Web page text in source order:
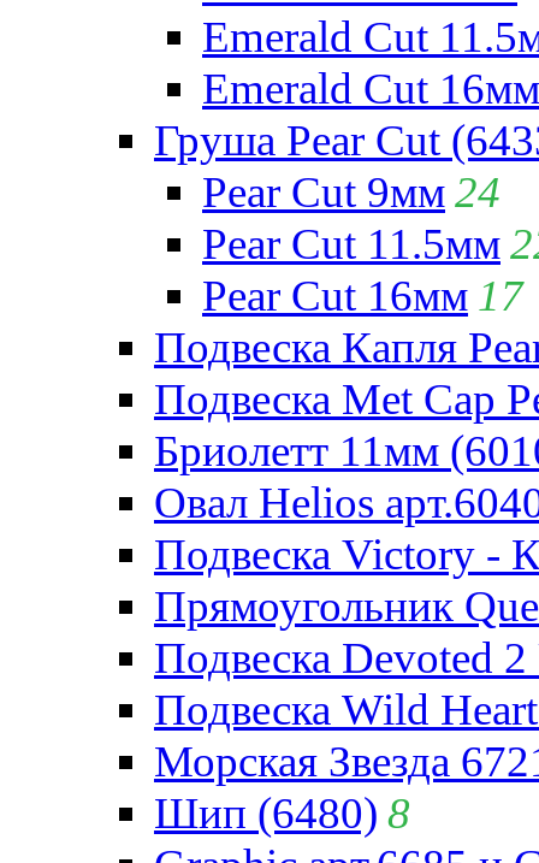
Emerald Cut
Emerald Cut 16мм
Груша Pear Cut
Pear Cut 9мм24
Pear Cut 11.5мм
Pear Cut 16мм 17
Подвеска Капля
Подвеска Met Cap
Бриолетт 11мм
Овал Helios
Подвеска Victory -
Прямоугольник
Подвеска Devoted
Подвеска Wild
Морская Звезда
Шип (6480) 8